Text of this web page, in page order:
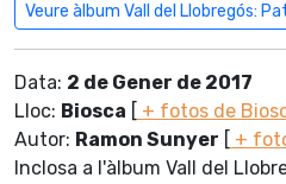
Veure àlbum Vall del Llobregós:
Data: 2 de Gener de 2017
Lloc: Biosca [ + fotos de
Autor: Ramon Sunyer [ +
Inclosa a l'àlbum Vall del